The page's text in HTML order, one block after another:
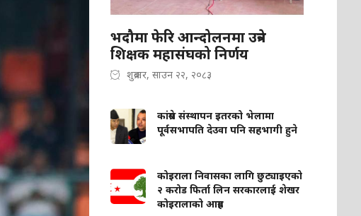
भदौमा फेरि आन्दोलनमा उत्रने
शिक्षक महासंघको निर्णय
शुक्रबार, साउन २२, २०८३
कांग्रेस संस्थापन इतरको भेलामा
पूर्वसभापति देउवा पनि सहभागी हुने
कोइराला निवासका लागि छुट्याइएको
२ करोड फिर्ता लिन सरकारलाई शेखर
कोइरालाको आग्रह